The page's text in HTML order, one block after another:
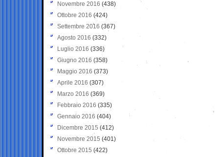
Novembre 2016 (438)
Ottobre 2016 (424)
Settembre 2016 (367)
Agosto 2016 (332)
Luglio 2016 (336)
Giugno 2016 (358)
Maggio 2016 (373)
Aprile 2016 (307)
Marzo 2016 (369)
Febbraio 2016 (335)
Gennaio 2016 (404)
Dicembre 2015 (412)
Novembre 2015 (401)
Ottobre 2015 (422)